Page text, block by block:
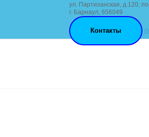
ул. Партизанская, д.120,
г. Барнаул, 656049
Контакты